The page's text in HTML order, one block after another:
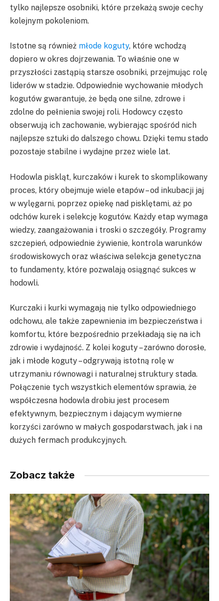
tylko najlepsze osobniki, które przekażą swoje cechy
kolejnym pokoleniom.
Istotne są również młode koguty, które wchodzą
dopiero w okres dojrzewania. To właśnie one w
przyszłości zastąpią starsze osobniki, przejmując rolę
liderów w stadzie. Odpowiednie wychowanie młodych
kogutów gwarantuje, że będą one silne, zdrowe i
zdolne do pełnienia swojej roli. Hodowcy często
obserwują ich zachowanie, wybierając spośród nich
najlepsze sztuki do dalszego chowu. Dzięki temu stado
pozostaje stabilne i wydajne przez wiele lat.
Hodowla piskląt, kurczaków i kurek to skomplikowany
proces, który obejmuje wiele etapów – od inkubacji jaj
w wylęgarni, poprzez opiekę nad pisklętami, aż po
odchów kurek i selekcję kogutów. Każdy etap wymaga
wiedzy, zaangażowania i troski o szczegóły. Programy
szczepień, odpowiednie żywienie, kontrola warunków
środowiskowych oraz właściwa selekcja genetyczna
to fundamenty, które pozwalają osiągnąć sukces w
hodowli.
Kurczaki i kurki wymagają nie tylko odpowiedniego
odchowu, ale także zapewnienia im bezpieczeństwa i
komfortu, które bezpośrednio przekładają się na ich
zdrowie i wydajność. Z kolei koguty – zarówno dorosłe,
jak i młode koguty – odgrywają istotną rolę w
utrzymaniu równowagi i naturalnej struktury stada.
Połączenie tych wszystkich elementów sprawia, że
współczesna hodowla drobiu jest procesem
efektywnym, bezpiecznym i dającym wymierne
korzyści zarówno w małych gospodarstwach, jak i na
dużych fermach produkcyjnych.
Zobacz także